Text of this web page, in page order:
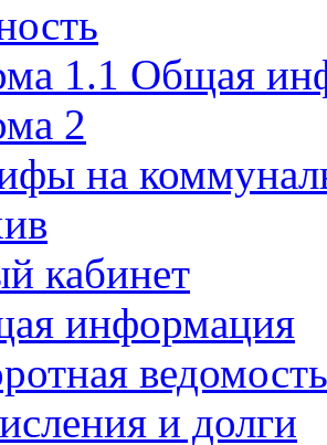
1.1 Общая
2
на
кабинет
информация
ведомость
и долги